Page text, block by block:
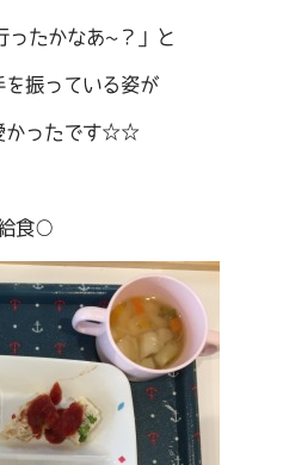
ったかなあ~？」と
を振っている姿が
かったです☆☆
食○